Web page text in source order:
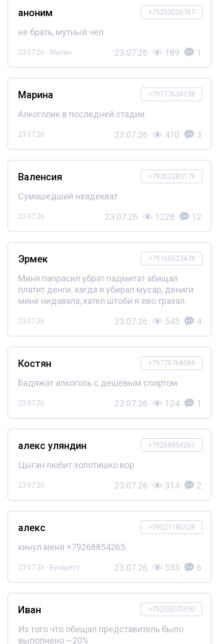
+79252026767
аноним
не брать, мутный чел
23.07.26 - Милан 23.07.26 189 1
+79777634138
Марина
Алкоголик в последней стадии
23.07.26 23.07.26 410 3
+79262283179
Валенсия
Сумашедший неадекват
23.07.26 23.07.26 1228 12
+79166023478
Эрмек
Миня папрасил убрат падмитат абищал
платит денги. кагда я убирал мусар, дениги
мине нидавала, хател штоби я ево трахал
23.07.26 23.07.26 545 4
+79779768584
Костян
Бадяжат алкоголь с дешёвым спиртом
23.07.26 23.07.26 124 1
+79268854265
алекс уляндин
Цыган любит золотишко вор
23.07.26 23.07.26 314 2
+79521180128
алекс
кинул меня +79268854265
23.07.26 - Бухарест 23.07.26 535 6
+79255070590
Иван
Из того что обещал представитель было
выполнено ~20%